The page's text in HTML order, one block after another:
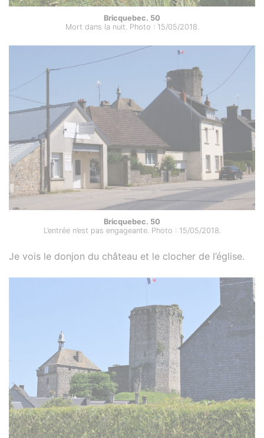
Bricquebec. 50
Mort dans la nuit. Photo : 15/05/2018.
Bricquebec. 50
L’entrée n’est pas engageante. Photo : 15/05/2018.
Je vois le donjon du château et le clocher de l’église.